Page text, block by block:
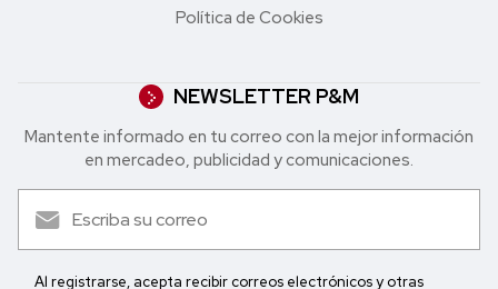
Política de Cookies
NEWSLETTER P&M
Mantente informado en tu correo con la mejor in formación
en mercadeo, publicidad y comunicaciones.
Al registrarse, acepta recibir correos electrónicos y otras